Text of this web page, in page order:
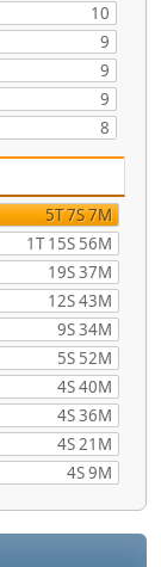
10
9
9
9
8
5T 7S 7M
1T 15S 56M
19S 37M
12S 43M
9S 34M
5S 52M
4S 40M
4S 36M
4S 21M
4S 9M